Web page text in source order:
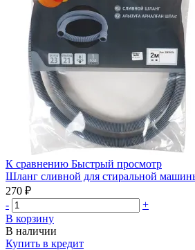
К сравнению Быстрый просмотр
Шланг сливной для стиральной
270 ₽
-
+
В корзину
В наличии
Купить в кредит